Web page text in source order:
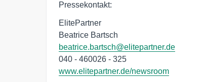
Pressekontakt:
ElitePartner
Beatrice Bartsch
beatrice.bartsch@elitepartner.de
040 - 460026 - 325
www.elitepartner.de/newsroom